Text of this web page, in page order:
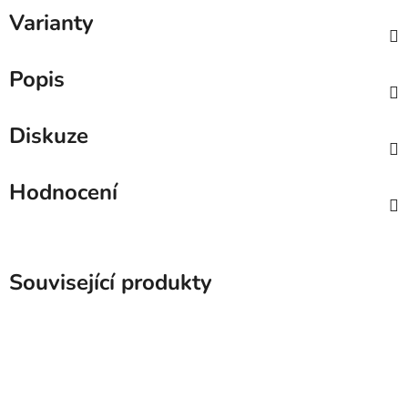
Varianty
Popis
Diskuze
Hodnocení
Související produkty